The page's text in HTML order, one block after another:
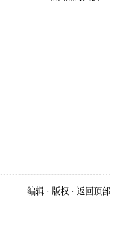
编辑 版权 返回顶部